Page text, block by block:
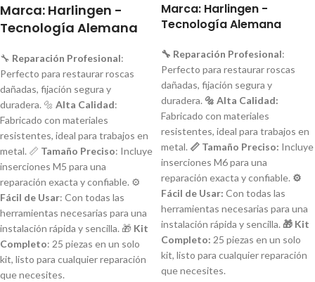
Marca: Harlingen -
Tecnología Alemana
🔧 Reparación Profesional:
Perfecto para restaurar roscas
dañadas, fijación segura y
duradera. 🔩 Alta Calidad:
Fabricado con materiales
resistentes, ideal para trabajos en
metal. 📏 Tamaño Preciso: Incluye
inserciones M5 para una
reparación exacta y confiable. ⚙️
Fácil de Usar: Con todas las
herramientas necesarias para una
instalación rápida y sencilla. 🎁 Kit
Completo: 25 piezas en un solo
kit, listo para cualquier reparación
que necesites.
Marca: Harlingen -
Tecnología Alemana
🔧 Reparación Profesional:
Perfecto para restaurar roscas
dañadas, fijación segura y
duradera. 🔩 Alta Calidad:
Fabricado con materiales
resistentes, ideal para trabajos en
metal. 📏 Tamaño Preciso: Incluye
inserciones M6 para una
reparación exacta y confiable. ⚙️
Fácil de Usar: Con todas las
herramientas necesarias para una
instalación rápida y sencilla. 🎁 Kit
Completo: 25 piezas en un solo
kit, listo para cualquier reparación
que necesites.